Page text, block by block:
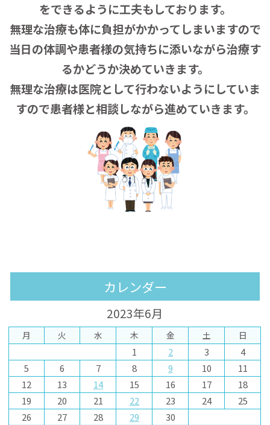
をできるように工夫もしております。
無理な治療も体に負担がかかってしまいますので
当日の体調や患者様の気持ちに添いながら治療す
るかどうか決めていきます。
無理な治療は医院として行わないようにしていま
すので患者様と相談しながら進めていきます。
カレンダー
2023年6月
月 火 水 木 金 土 日
1 2 3
4
5
6 7 8 9 10
11
12
13 14 15 16 17
18
19
20 21 22 23 24
25
26
27 28 29 30